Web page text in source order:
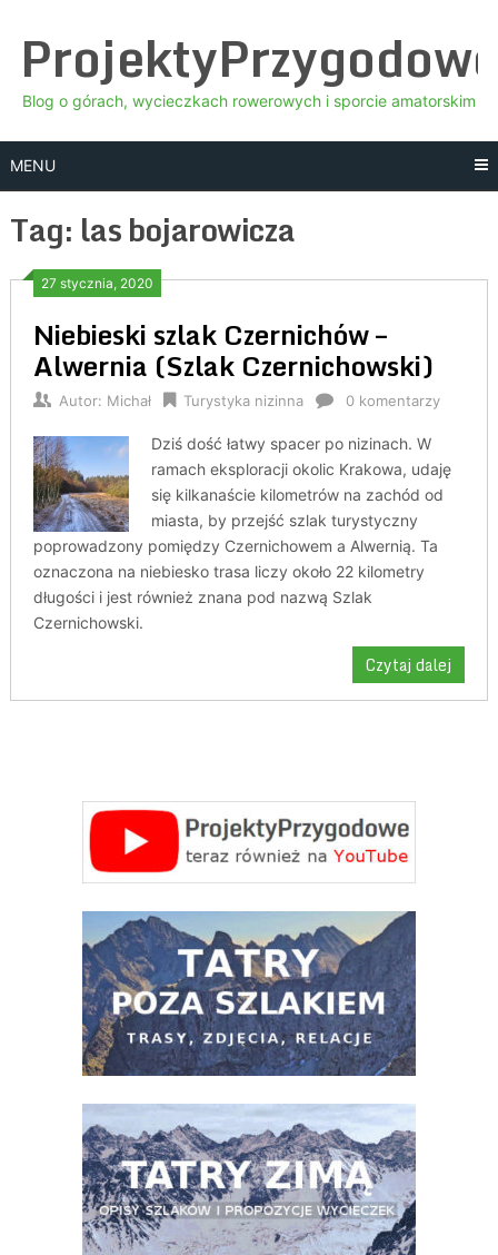
content
Blog o górach, wycieczkach rowerowych i sporcie amatorskim
MENU
Tag: las bojarowicza
27 stycznia, 2020
Niebieski szlak Czernichów –
Alwernia (Szlak Czernichowski)
Autor: Michał Turystyka nizinna 0 komentarzy
Dziś dość łatwy spacer po nizinach. W
ramach eksploracji okolic Krakowa, udaję
się kilkanaście kilometrów na zachód od
miasta, by przejść szlak turystyczny
poprowadzony pomiędzy Czernichowem a Alwernią. Ta
oznaczona na niebiesko trasa liczy około 22 kilometry
długości i jest również znana pod nazwą Szlak
Czernichowski.
Czytaj dalej